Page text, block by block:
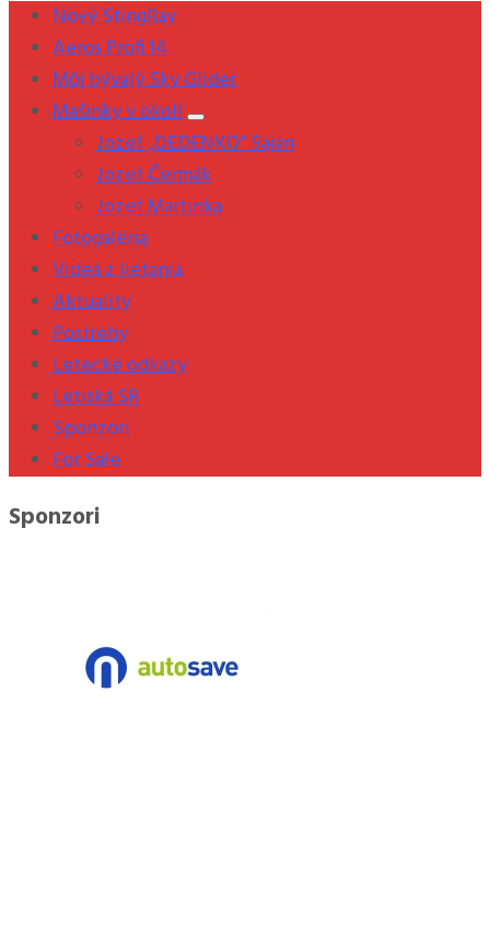
Nový StingRay
Aeros Profi 14
Môj bývalý Sky Glider
Mašinky v okolí
Jozef „DEDENKO“ Sajan
Jozef Čermák
Jozef Martinka
Fotogaléria
Videá z lietania
Aktuality
Postrehy
Letecké odkazy
Letiská SR
Sponzori
For Sale
Sponzori